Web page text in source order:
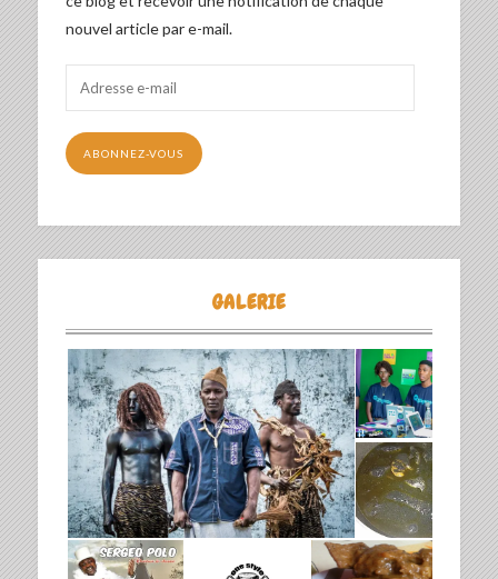
nouvel article par e-mail.
mail
ABONNEZ-VOUS
GALERIE